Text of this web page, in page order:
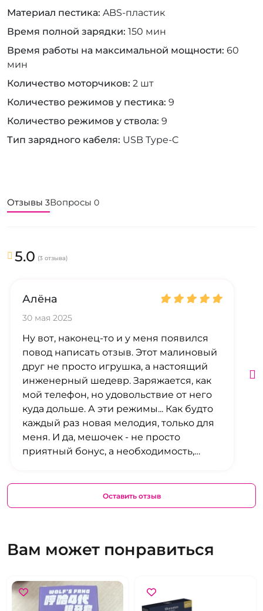
Материал пестика ABS-пластик
Время полной зарядки 150 мин
Время работы на максимальной мощности 60
мин
Количество моторчиков 2 шт
Количество режимов у пестика 9
Количество режимов у ствола 9
Тип зарядного кабеля USB Type-C
Отзывы 3Вопросы 0
5.0 (3 отзыва)
Алёна
30 мая 2025
Ну вот, наконец-то и у меня появился
повод написать отзыв. Этот малиновый
друг не просто игрушка, а настоящий
инженерный шедевр. Заряжается, как
мой телефон, но удовольствие от него
куда дольше. А эти режимы... Как будто
каждый раз новая мелодия, только для
меня. И да, мешочек - не просто
приятный бонус, а необходимость,
Оставить отзыв
Вам может понравиться